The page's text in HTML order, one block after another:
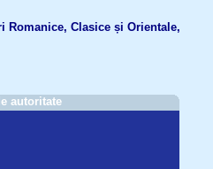
Clasice și Orientale,
autoritate